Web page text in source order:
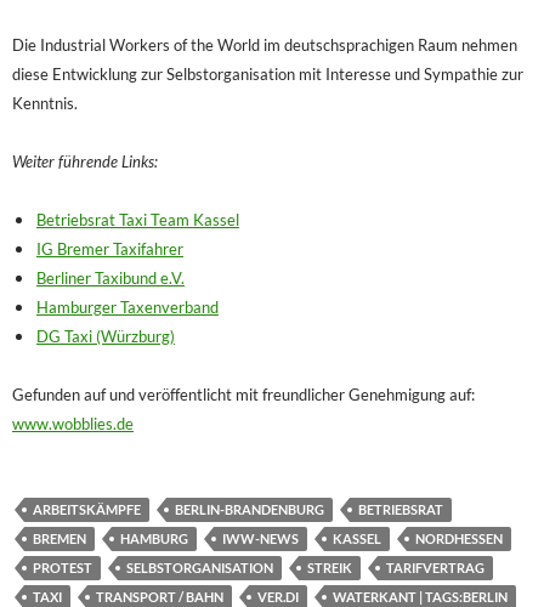
Die Industrial Workers of the World im deutschsprachigen Raum nehmen
diese Entwicklung zurSelbstorganisation mit Interesse und Sympathie zur
Kenntnis.
Weiter führende Links:
Betriebsrat Taxi Team Kassel
IG Bremer Taxifahrer
Berliner Taxibund e.V.
Hamburger Taxenverband
DG Taxi (Würzburg)
Gefunden auf und veröffentlicht mit freundlicher Genehmigung auf:
www.wobblies.de
ARBEITSKÄMPFE BERLIN-BRANDENBURG
BETRIEBSRAT
BREMEN
HAMBURG IWW-NEWS KASSEL
NORDHESSEN
PROTEST
SELBSTORGANISATION STREIK
TARIFVERTRAG
TAXI
TRANSPORT / BAHN VER.DI
WATERKANT | TAGS:BERLIN